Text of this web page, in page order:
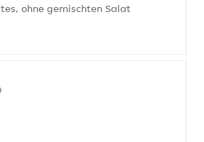
ohne gemischten Salat